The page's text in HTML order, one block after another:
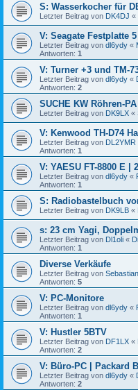
S: Wasserkocher für
Letzter Beitrag von DK4DJ «
V: Seagate Festplatte
Letzter Beitrag von dl6ydy «
Antworten: 1
V: Turner +3 und TM-
Letzter Beitrag von dl6ydy «
Antworten: 2
SUCHE KW Röhren-PA
Letzter Beitrag von DK9LX «
V: Kenwood TH-D74
Letzter Beitrag von DL2YMR
Antworten: 1
V: YAESU FT-8800 E |
Letzter Beitrag von dl6ydy «
Antworten: 1
S: Radiobastelbuch
Letzter Beitrag von DK9LB «
s: 23 cm Yagi,
Letzter Beitrag von Dl1oli «
Antworten: 1
Diverse Verkäufe
Letzter Beitrag von
Antworten: 5
V: PC-Monitore
Letzter Beitrag von dl6ydy «
Antworten: 1
V: Hustler 5BTV
Letzter Beitrag von DF1LX «
Antworten: 2
V: Büro-PC | Packard
Letzter Beitrag von dl6ydy «
Antworten: 2